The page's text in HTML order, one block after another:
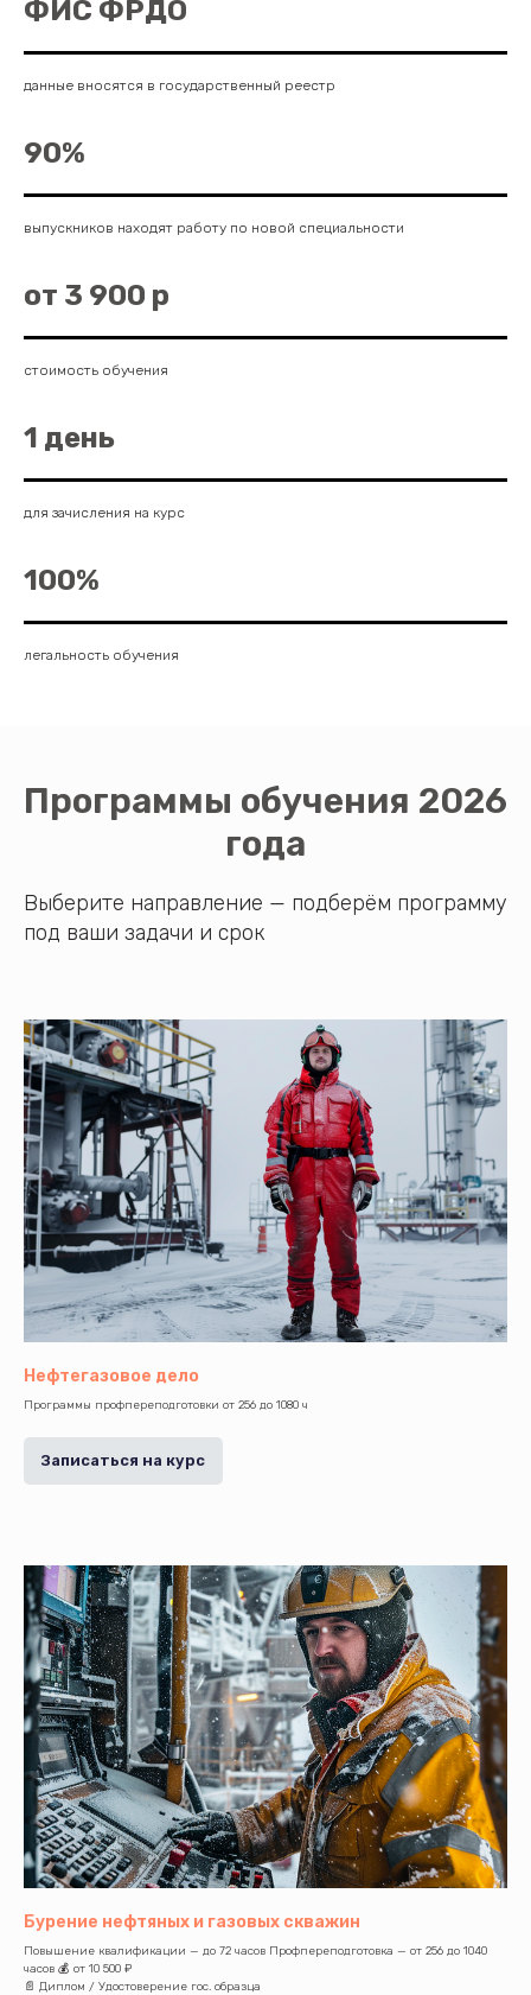
ФИС ФРДО
данные вносятся в государственный реестр
90%
выпускников находят работу по новой специальности
от 3 900 р
стоимость обучения
1 день
для зачисления на курс
100%
легальность обучения
Программы обучения 2026
года
Выберите направление — подберём программу
под ваши задачи и срок
Нефтегазовое дело
Программы профпереподготовки от 256 до 1080 ч
Записаться на курс
Бурение нефтяных и газовых скважин
Повышение квалификации — до 72 часов Профпереподготовка — от 256 до 1040
часов 💰 от 10 500 ₽
📄 Диплом / Удостоверение гос. образца